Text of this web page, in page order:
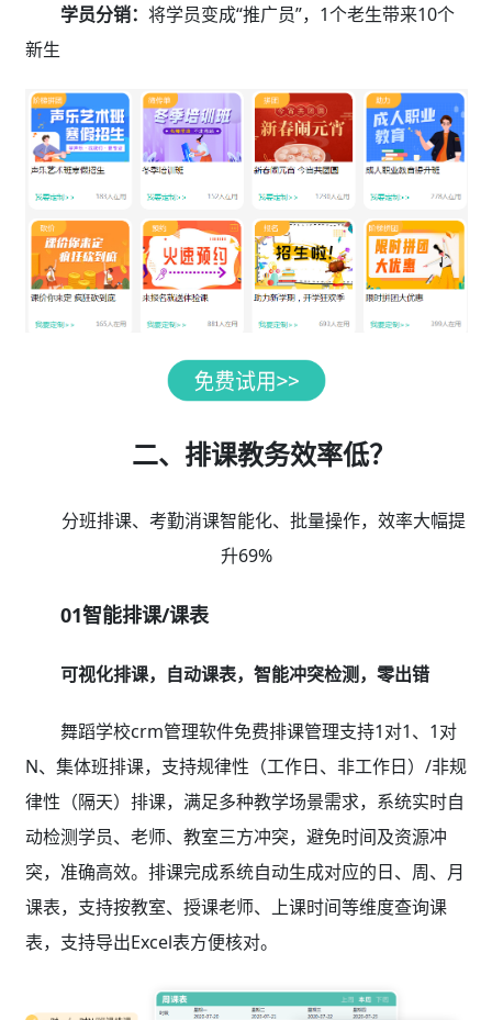
学员分销： 将学员变成“推广员”，1个老生带来10个
新生
二、排课教务效率低？
分班排课、考勤消课智能化、批量操作，效率大幅提
升69%
01智能排课/课表
可视化排课，自动课表，智能冲突检测，零出错
舞蹈学校crm管理软件免费排课管理支持1对1、1对
N、集体班排课，支持规律性（工作日、非工作日）/非规
律性（隔天）排课，满足多种教学场景需求，系统实时自
动检测学员、老师、教室三方冲突，避免时间及资源冲
突，准确高效。排课完成系统自动生成对应的日、周、月
课表，支持按教室、授课老师、上课时间等维度查询课
表，支持导出Excel表方便核对。